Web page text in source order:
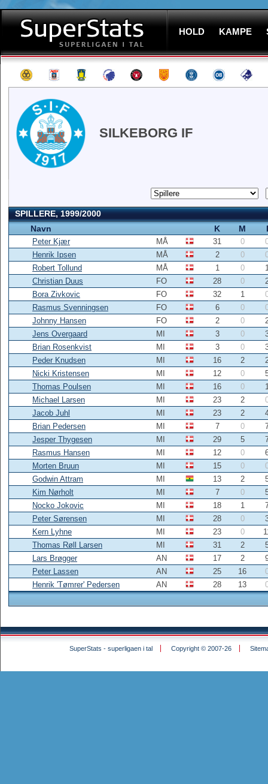
HOLD KAMPE
SILKEBORG IF
SPILLERE, 1999/2000
Navn
K M I
Peter Kjær MÅ 31 0
Henrik Ipsen
MÅ 2 0
Robert Tollund
MÅ 1 0
Christian Duus
FO 28 0
Bora Zivkovic
FO 32 1
Rasmus Svenningsen
FO 6 0
Johnny Hansen
FO 2 0
Jens Overgaard
MI 3 0
Brian Rosenkvist
MI 3 0
Peder Knudsen
MI 16 2
Nicki Kristensen
MI 12 0
Thomas Poulsen
MI 16 0
Michael Larsen
MI 23 2
Jacob Juhl
MI 23 2
Brian Pedersen
MI 7 0
Jesper Thygesen
MI 29 5
Rasmus Hansen
MI 12 0
Morten Bruun
MI 15 0
Godwin Attram
MI 13 2
Kim Nørholt
MI 7 0
Nocko Jokovic
MI 18 1
Peter Sørensen
MI 28 0
Kern Lyhne
MI 23 0
Thomas Røll Larsen
MI 31 2
Lars Brøgger
AN 17 2
Peter Lassen
AN 25 16
Henrik 'Tømrer' Pedersen
AN 28 13
SuperStats - superligaen i tal Copyright © 2007-26